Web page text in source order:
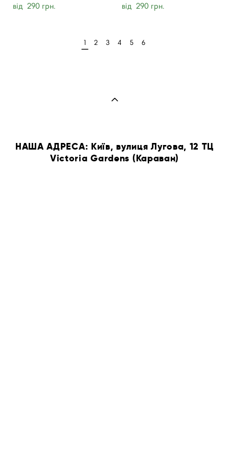
від 290 грн.
від 290 грн.
1 2 3 4 5 6
НАША АДРЕСА: Київ, вулиця Лугова, 12 ТЦ
Victoria Gardens (Караван)